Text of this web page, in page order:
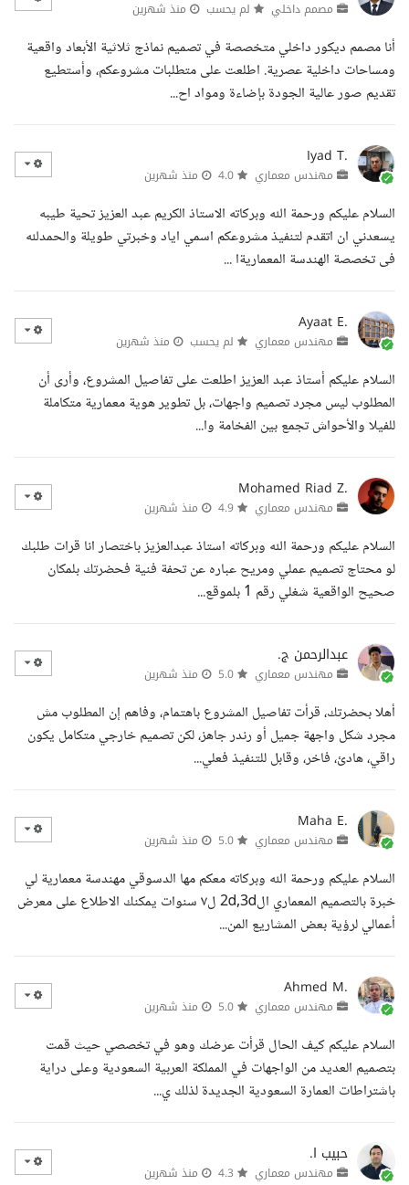
مصمم داخلي لم يحسب منذ شهرين
أنا مصمم ديكور داخلي متخصصة في تصميم نماذج ثلاثية الأبعاد واقعية
ومساحات داخلية عصرية. اطلعت على متطلبات مشروعكم، وأستطيع
تقديم صور عالية الجودة بإضاءة ومواد اح...
Iyad T.
مهندس معماري منذ شهرين
السلام عليكم ورحمة الله وبركاته الاستاذ الكريم عبد العزيز تحية طيبه
يسعدني ان اتقدم لتنفيذ مشروعكم اسمي اياد وخبرتي طويلة والحمدلله
فى تخصصة الهندسة المعماريةا ...
Ayaat E.
مهندس معماري لم يحسب منذ شهرين
السلام عليكم أستاذ عبد العزيز اطلعت على تفاصيل المشروع، وأرى أن
المطلوب ليس مجرد تصميم واجهات، بل تطوير هوية معمارية متكاملة
للفيلا والأحواش تجمع بين الفخامة وا...
Mohamed Riad Z.
مهندس معماري منذ شهرين
السلام عليكم ورحمة الله وبركاته استاذ عبدالعزيز باختصار انا قرات طلبك
لو محتاج تصميم عملي ومريح عباره عن تحفة فنية فحضرتك بلمكان
صحيح الواقعية شغلي رقم 1 بلموقع...
عبدالرحمن ج.
مهندس معماري منذ شهرين
أهلا بحضرتك، قرأت تفاصيل المشروع باهتمام، وفاهم إن المطلوب مش
مجرد شكل واجهة جميل أو رندر جاهز، لكن تصميم خارجي متكامل يكون
راقي، هادئ، فاخر، وقابل للتنفيذ فعلي...
Maha E.
مهندس معماري منذ شهرين
السلام عليكم ورحمة الله وبركاته معكم مها الدسوقي مهندسة معمارية لي
خبرة بالتصميم المعماري ال2d,3d ل٧ سنوات يمكنك الاطلاع على معرض
أعمالي لرؤية بعض المشاريع المن...
Ahmed M.
مهندس معماري منذ شهرين
السلام عليكم كيف الحال قرأت عرضك وهو في تخصصي حيث قمت
بتصميم العديد من الواجهات في المملكة العربية السعودية وعلى دراية
باشتراطات العمارة السعودية الجديدة لذلك ي...
حبيب ا.
مهندس معماري منذ شهرين